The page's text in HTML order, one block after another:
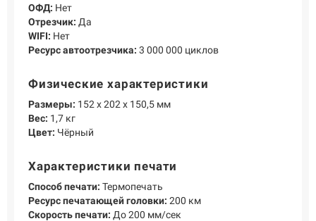
+7 (495) 518-94-41
ОФД: Нет
Отрезчик: Да
WIFI: Нет
Ресурс автоотрезчика: 3 000 000 циклов
Физические характеристики
Размеры: 152 х 202 х 150,5 мм
Вес: 1,7 кг
Цвет: Чёрный
Характеристики печати
Способ печати: Термопечать
Ресурс печатающей головки: 200 км
Скорость печати: До 200 мм/сек